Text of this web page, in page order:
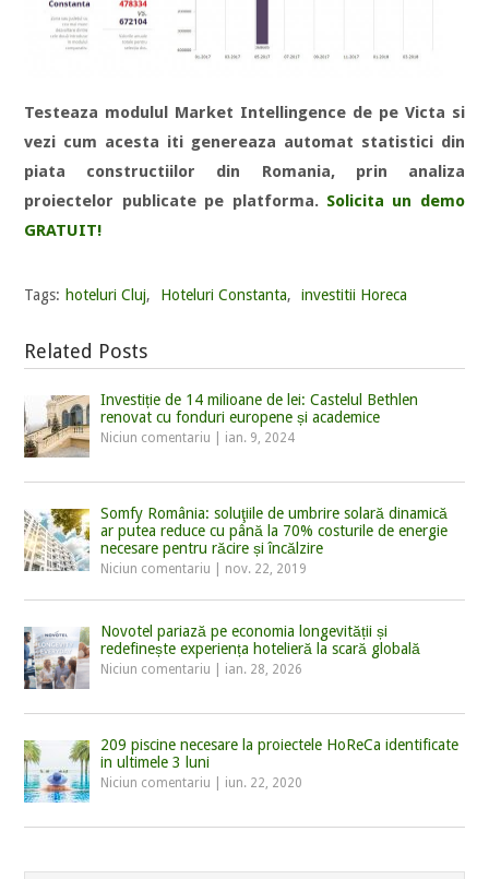
Testeaza modulul Market Intellingence de pe Victa si
vezi cum acesta iti genereaza automat statistici din
piata constructiilor din Romania, prin analiza
proiectelor publicate pe platforma. Solicita un demo
GRATUIT!
Tags: hoteluri Cluj, Hoteluri Constanta, investitii Horeca
Related Posts
Investiție de 14 milioane de lei: Castelul Bethlen
renovat cu fonduri europene și academice
Niciun comentariu ian. 9, 2024
Somfy România: soluţiile de umbrire solară dinamică
ar putea reduce cu până la 70% costurile de energie
necesare pentru răcire și încălzire
Niciun comentariu nov. 22, 2019
Novotel pariază pe economia longevității și
redefinește experiența hotelieră la scară globală
Niciun comentariu ian. 28, 2026
209 piscine necesare la proiectele HoReCa identificate
in ultimele 3 luni
Niciun comentariu iun. 22, 2020